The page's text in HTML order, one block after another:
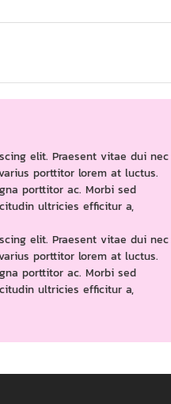
elit. Praesent vitae dui nec
porttitor lorem at luctus.
porttitor ac. Morbi sed
ultricies efficitur a,
elit. Praesent vitae dui nec
porttitor lorem at luctus.
porttitor ac. Morbi sed
ultricies efficitur a,